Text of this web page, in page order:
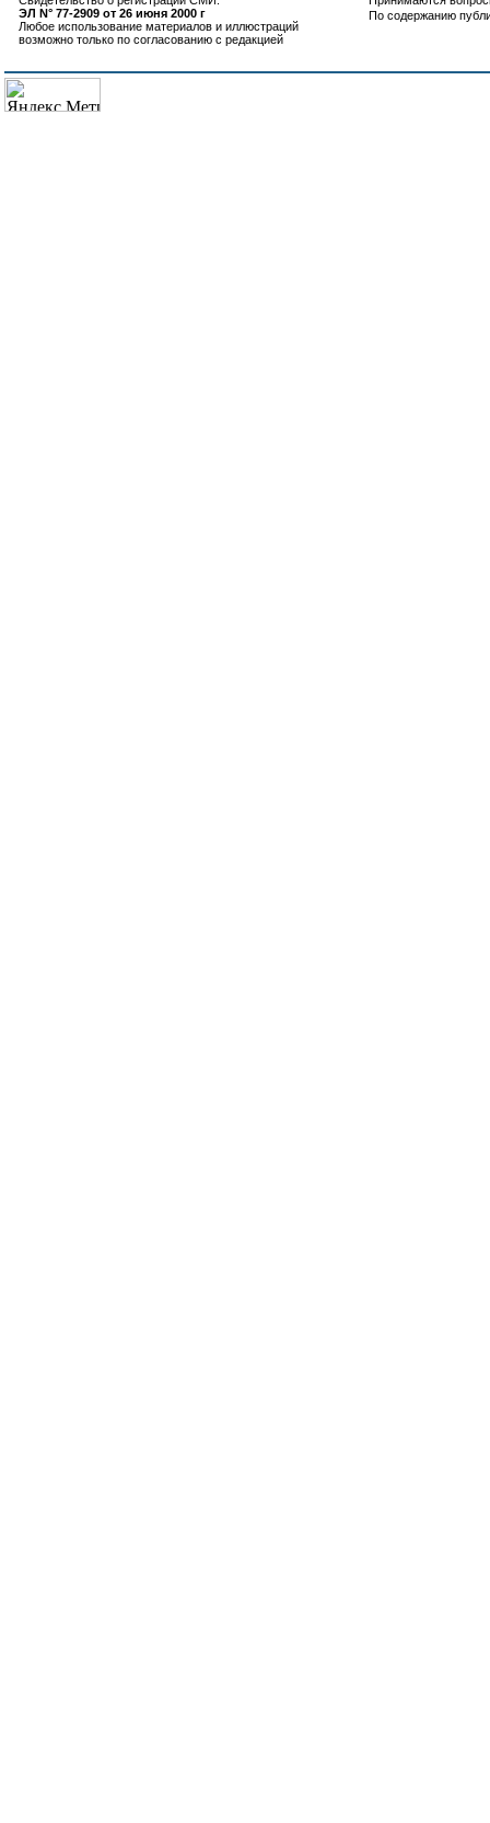
ЭЛ N° 77-2909 от 26 июня 2000 г
Любое использование материалов и иллюстраций
возможно только по согласованию с редакцией
По содержанию